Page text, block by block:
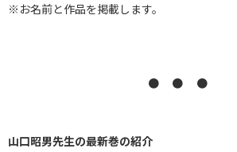
※お名前と作品を掲載します。
● ● ●
山口昭男先生の最新巻の紹介